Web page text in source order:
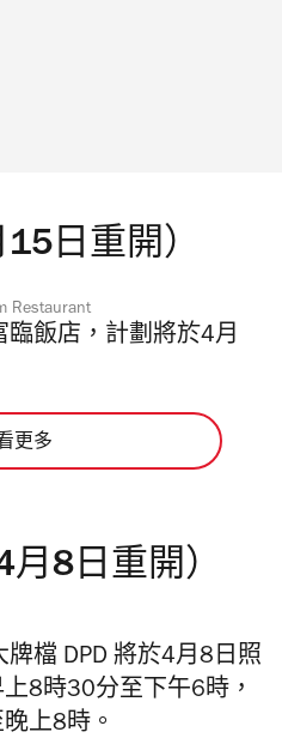
日重開）
Restaurant
飯店，計劃將於4月
更多
8日重開）
檔 DPD 將於4月8日照
8時30分至下午6時，
上8時。